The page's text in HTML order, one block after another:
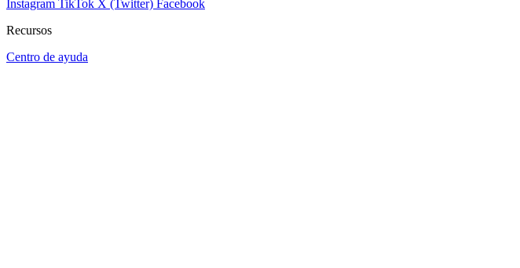
Instagram TikTok X (Twitter) Facebook
Recursos
Centro de ayuda